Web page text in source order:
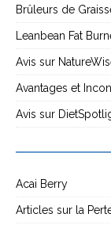
Brûleurs de
Leanbean Fat
Avis sur
Avantages et
Avis sur
Acai Berry
Articles sur la